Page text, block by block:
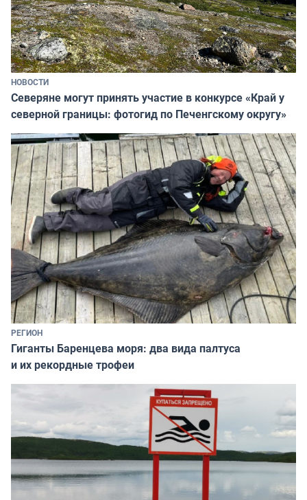
НОВОСТИ
Северяне могут принять участие в конкурсе «Край у
северной границы: фотогид по Печенгскому округу»
РЕГИОН
Гиганты Баренцева моря: два вида палтуса
и их рекордные трофеи